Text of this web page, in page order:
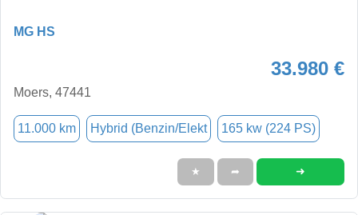
MG HS
33.980 €
Moers, 47441
11.000 km Hybrid (Benzin/Elekt 165 kw (224 PS)
★ ➦ ➜